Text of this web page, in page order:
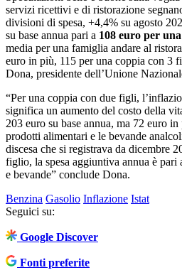
servizi ricettivi e di ristorazione
divisioni di spesa, +4,4% su agosto
su base annua pari a 108 euro per
media per una famiglia andare al
euro in più, 115 per una coppia con 3
Dona, presidente dell’Unione
“Per una coppia con due figli,
significa un aumento del costo della
203 euro su base annua, ma 72 euro
prodotti alimentari e le bevande
discesa che si registrava da dicembre
figlio, la spesa aggiuntiva annua è pari
e bevande” conclude Dona.
Benzina Gasolio Inflazione Istat
Seguici su:
Google Discover
Fonti preferite